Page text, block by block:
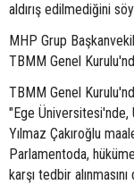
aldırış edilmediğini
MHP Grup
TBMM Genel
TBMM Genel
"Ege Üniversitesi'nde,
Yılmaz Çakıroğlu
Parlamentoda,
karşı tedbir